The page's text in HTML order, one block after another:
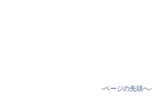
-ページの先頭へ-